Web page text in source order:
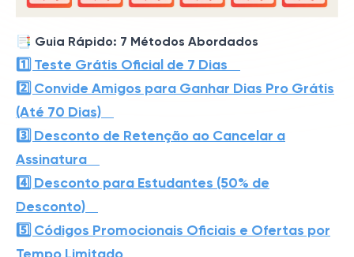
📑 Guia Rápido: 7 Métodos Abordados
1️⃣ Teste Grátis Oficial de 7 Dias
2️⃣ Convide Amigos para Ganhar Dias Pro Grátis
(Até 70 Dias)
3️⃣ Desconto de Retenção ao Cancelar a
Assinatura
4️⃣ Desconto para Estudantes (50% de
Desconto)
5️⃣ Códigos Promocionais Oficiais e Ofertas por